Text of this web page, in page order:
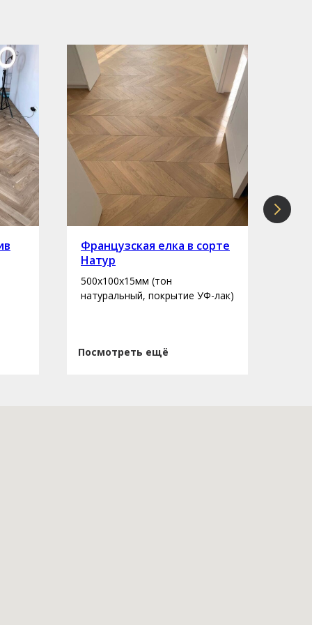
Французская елка в сорте
Натур
500х100х15мм (тон
натуральный, покрытие УФ-лак)
Посмотреть ещё